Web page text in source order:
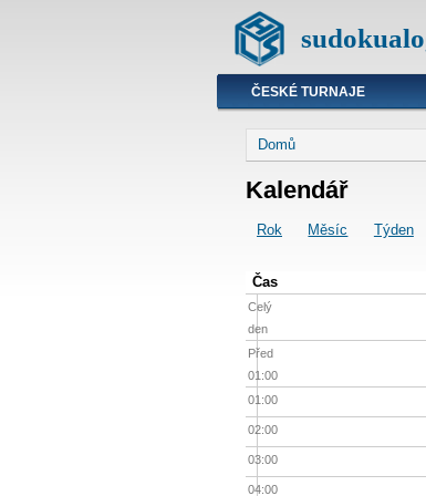
ČESKÉ TURNAJE
Domů
Kalendář
Rok Měsíc Týden
Čas
Celý
den
Před
01:00
01:00
02:00
03:00
04:00